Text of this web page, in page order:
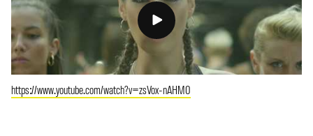
https://www.youtube.com/watch?v=zsVox-nAHM0